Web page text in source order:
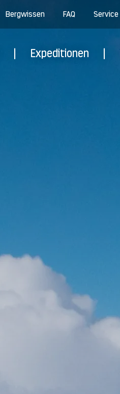
Bergwissen FAQ Service
Expeditionen